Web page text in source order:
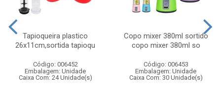
Tapioqueira plastico
26x11cm,sortida tapioqu
Código: 006452
Embalagem: Unidade
Caixa Com: 24 Unidade(s)
Copo mixer 380ml sortido
copo mixer 380ml so
Código: 006453
Embalagem: Unidade
Caixa Com: 30 Unidade(s)